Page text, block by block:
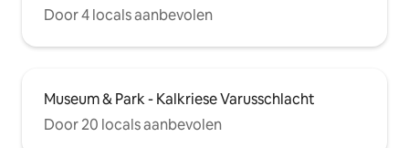
Door 4 locals aanbevolen
Museum & Park - Kalkriese Varusschlacht
Door 20 locals aanbevolen